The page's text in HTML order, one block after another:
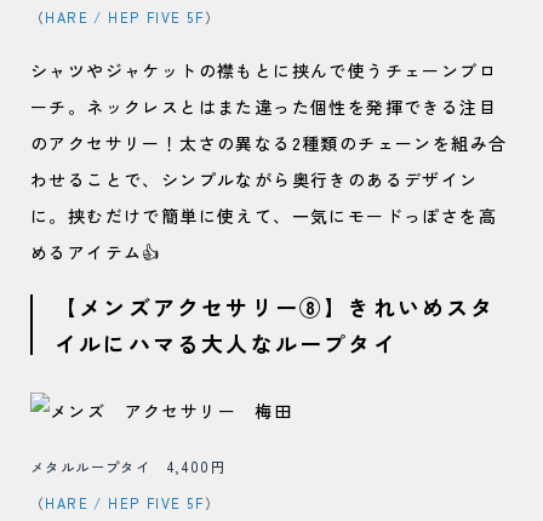
（HARE / HEP FIVE 5F）
シャツやジャケットの襟もとに挟んで使うチェーンブロ
ーチ。ネックレスとはまた違った個性を発揮できる注目
のアクセサリー！太さの異なる2種類のチェーンを組み合
わせることで、シンプルながら奥行きのあるデザイン
に。挟むだけで簡単に使えて、一気にモードっぽさを高
めるアイテム👍
【メンズアクセサリー⑧】きれいめスタ
イルにハマる大人なループタイ
メタルループタイ 4,400円
（HARE / HEP FIVE 5F）